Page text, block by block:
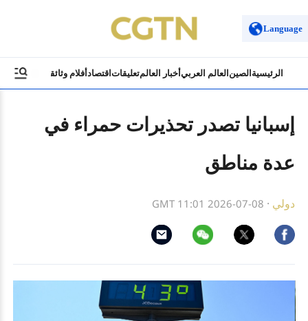
Language
الرئيسية الصين العالم العربيأخبار العالمتعليقات اقتصادأفلام وثائقية ثقافة
إسبانيا تصدر تحذيرات حمراء في
عدة مناطق
دولي ·
GMT 11:01 2026-07-08